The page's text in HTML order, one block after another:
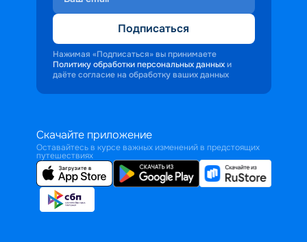
Подписаться
Нажимая «Подписаться» вы принимаете
Политику обработки персональных данных и
даёте согласие на обработку ваших данных
Скачайте приложение
Оставайтесь в курсе важных изменений в предстоящих
путешествиях